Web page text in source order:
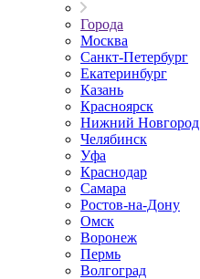
Города
Москва
Санкт-Петербург
Екатеринбург
Казань
Красноярск
Нижний Новгород
Челябинск
Уфа
Краснодар
Самара
Ростов-на-Дону
Омск
Воронеж
Пермь
Волгоград